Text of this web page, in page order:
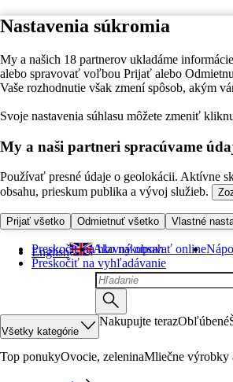
Nastavenia súkromia
My a našich 18 partnerov ukladáme
alebo spravovať voľbou Prijať alebo
Vaše rozhodnutie však zmení spôsob, akým
Svoje nastavenia súhlasu môžete zmeniť
My a naši partneri spracúvame
Používať presné údaje o geolokácii. Aktívne
obsahu, prieskum publika a vývoj služieb.
Prijať všetko Odmietnuť všetko Vlastné
Preskočiť na hlavný obsah
Preskočiť na vyhľadávanie
English Ako nakupovať online
Všetky kategórie
Nakupujte terazObľúbené
Top ponukyOvocie, zeleninaMliečne výrobky